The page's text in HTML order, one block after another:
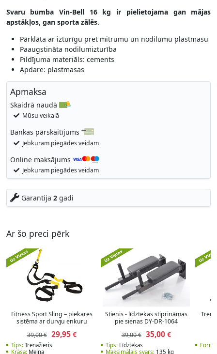
Svaru bumba Vin-Bell 16 kg ir pielietojama gan mājas
apstākļos, gan sporta zālēs.
Pārklāta ar izturīgu pret mitrumu un nodilumu plastmasu
Paaugstināta nodilumizturība
Pildījuma materiāls: cements
Apdare: plastmasas
Apmaksa
Skaidrā naudā
Mūsu veikalā
Bankas pārskaitījums
Jebkuram piegādes veidam
Online maksājums
Jebkuram piegādes veidam
Garantija 2gadi
Ar šo preci pērk
Fitness Sport Sling – piekares
sistēma ar durvju enkuru
39,00 € 29,95 €
Tips:Trenažieris
Krāsa:Melna
Stienis - līdztekas stiprināmas
pie sienas DY-DR-1064
39,00 € 35,00€
Tips:Līdztekas
Maksimālais svars:135 kg